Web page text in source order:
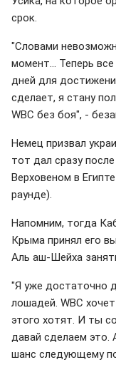
срок.
"Словами
момент... Теперь
дней для
сделает, я стану
WBC без боя", -
Немец призвал
тот дал сразу
Верховеном в
раунде).
Напомним, тогда
Крыма принял его
Аль аш-Шейха
"Я уже достаточно
лошадей. WBC
этого хотят. И ты
давай сделаем это.
шанс следующему